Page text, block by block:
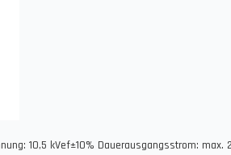
10,5 kVef±10% Dauerausgangsstrom: